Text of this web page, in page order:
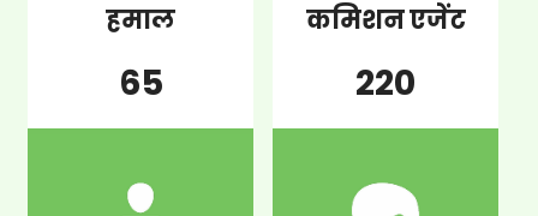
हमाल
65
कमिशन एजेंट
220